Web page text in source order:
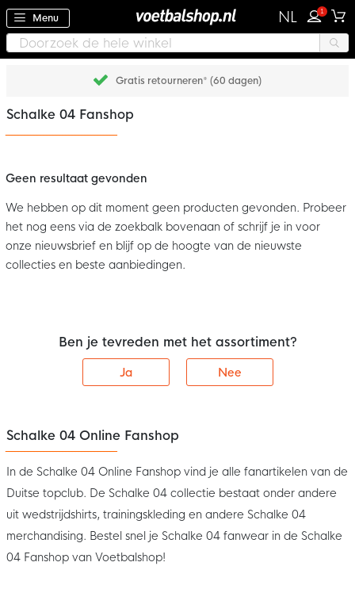
Menu NL 1
Gratis retourneren* (60 dagen)
Schalke 04 Fanshop
Geen resultaat gevonden
We hebben op dit moment geen producten gevonden. Probeer
het nog eens via de zoekbalk bovenaan of schrijf je in voor
onze nieuwsbrief en blijf op de hoogte van de nieuwste
collecties en beste aanbiedingen.
Ben je tevreden met het assortiment?
Ja Nee
Schalke 04 Online Fanshop
In de Schalke 04 Online Fanshop vind je alle fanartikelen van de
Duitse topclub. De Schalke 04 collectie bestaat onder andere
uit wedstrijdshirts, trainingskleding en andere Schalke 04
merchandising. Bestel snel je Schalke 04 fanwear in de Schalke
04 Fanshop van Voetbalshop!